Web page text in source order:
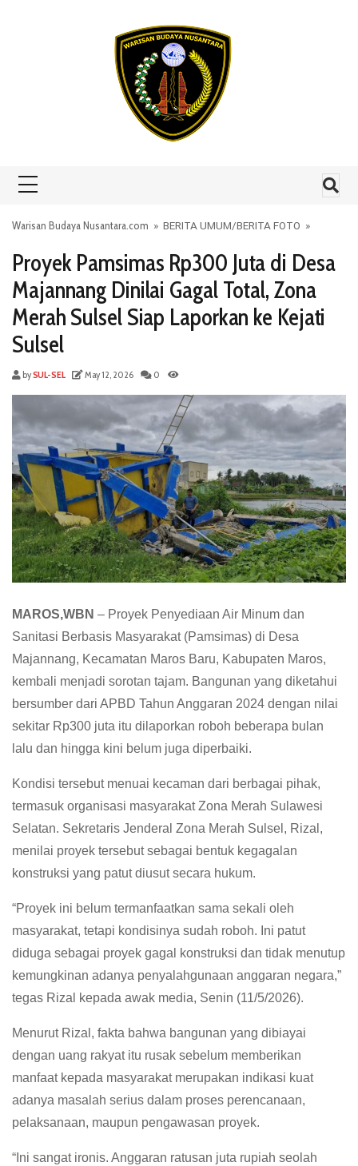
Warisan Budaya Nusantara.com » BERITA UMUM/BERITA FOTO »
Proyek Pamsimas Rp300 Juta di Desa
Majannang Dinilai Gagal Total, Zona
Merah Sulsel Siap Laporkan ke Kejati
Sulsel
bySUL-SEL May 12, 2026 0
MAROS,WBN – Proyek Penyediaan Air Minum dan
Sanitasi Berbasis Masyarakat (Pamsimas) di Desa
Majannang, Kecamatan Maros Baru, Kabupaten Maros,
kembali menjadi sorotan tajam. Bangunan yang diketahui
bersumber dari APBD Tahun Anggaran 2024 dengan nilai
sekitar Rp300 juta itu dilaporkan roboh beberapa bulan
lalu dan hingga kini belum juga diperbaiki.
Kondisi tersebut menuai kecaman dari berbagai pihak,
termasuk organisasi masyarakat Zona Merah Sulawesi
Selatan. Sekretaris Jenderal Zona Merah Sulsel, Rizal,
menilai proyek tersebut sebagai bentuk kegagalan
konstruksi yang patut diusut secara hukum.
“Proyek ini belum termanfaatkan sama sekali oleh
masyarakat, tetapi kondisinya sudah roboh. Ini patut
diduga sebagai proyek gagal konstruksi dan tidak menutup
kemungkinan adanya penyalahgunaan anggaran negara,”
tegas Rizal kepada awak media, Senin (11/5/2026).
Menurut Rizal, fakta bahwa bangunan yang dibiayai
dengan uang rakyat itu rusak sebelum memberikan
manfaat kepada masyarakat merupakan indikasi kuat
adanya masalah serius dalam proses perencanaan,
pelaksanaan, maupun pengawasan proyek.
“Ini sangat ironis. Anggaran ratusan juta rupiah seolah